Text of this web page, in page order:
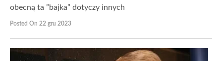
obecną ta ”bajka” dotyczy innych
Posted On 22 gru 2023